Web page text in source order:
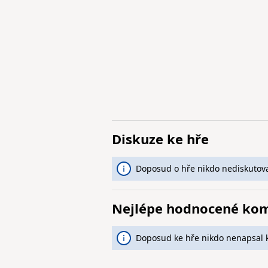
Diskuze ke hře
Doposud o hře nikdo
Nejlépe hodnocené
Doposud ke hře nikdo nenapsal